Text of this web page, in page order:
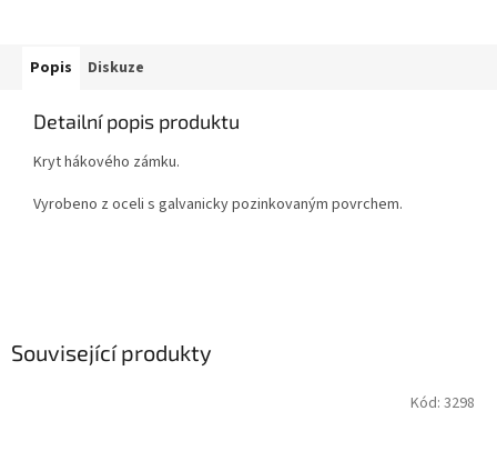
Související produkty
Kód: 3298
Popis Diskuze
Detailní popis produktu
Kryt hákového zámku.
Vyrobeno z oceli s galvanicky pozinkovaným povrchem.